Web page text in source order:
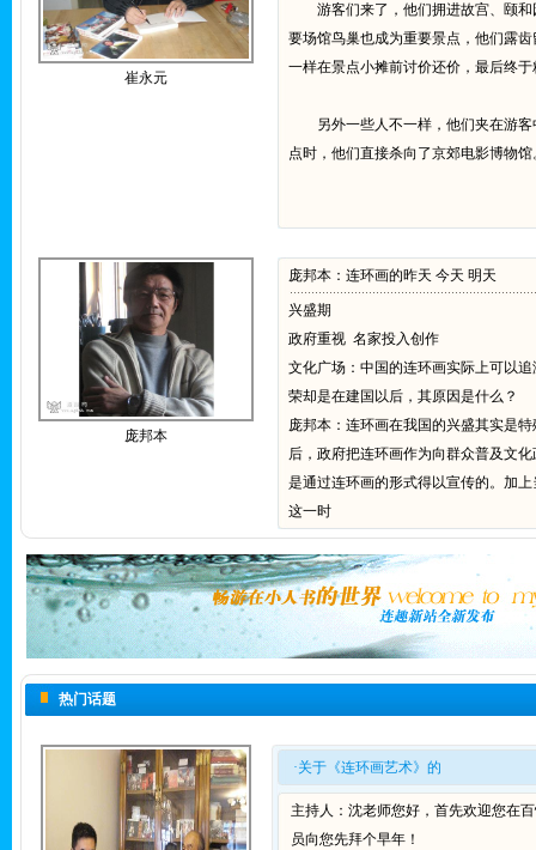
崔永元
游客们来了，他们拥进故宫、颐和
要场馆鸟巢也成为重要景点，他们露
一样在景点小摊前讨价还价，最后终
另外一些人不一样，他们夹在游客
点时，他们直接杀向了京郊电影博物馆
庞邦本
庞邦本：连环画的昨天 今天 明天
兴盛期
政府重视 名家投入创作
文化广场：中国的连环画实际上可以
荣却是在建国以后，其原因是什么？
庞邦本：连环画在我国的兴盛其实是
后，政府把连环画作为向群众普及文
是通过连环画的形式得以宣传的。加
这一时
热门话题
·关于《连环画艺术》的
主持人：沈老师您好，首先欢迎您在
员向您先拜个早年！